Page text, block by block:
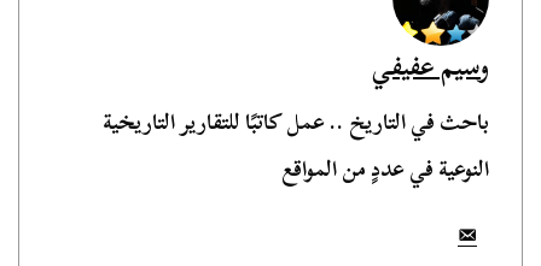
وسيم عفيفي
باحث في التاريخ .. عمل كاتبًا للتقارير التاريخية
النوعية في عددٍ من المواقع